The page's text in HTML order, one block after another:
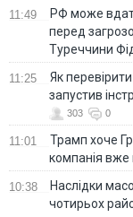
11:49
РФ може
перед
Туреччини
11:25
Як
запустив
303 0
11:01
Трамп хоче
компанія вже
10:38
Наслідки
чотирьох